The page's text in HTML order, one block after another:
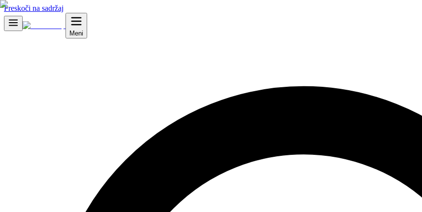
Preskoči na sadržaj
Meni